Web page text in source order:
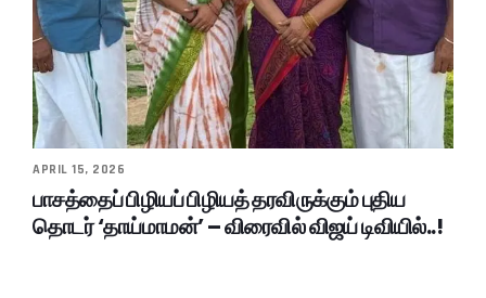
APRIL 15, 2026
பாசத்தைப் பிழியப் பிழியத் தரவிருக்கும் புதிய
தொடர் ‘தாய்மாமன்’ – விரைவில் விஜய் டிவியில்..!